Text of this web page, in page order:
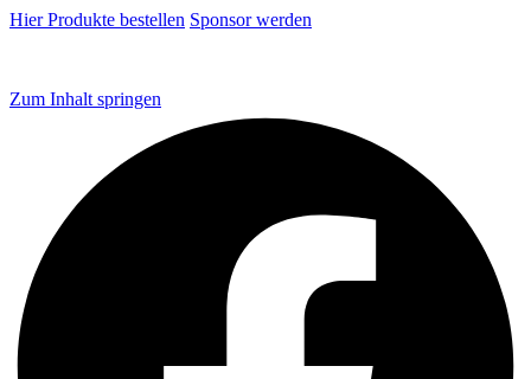
Hier Produkte bestellen Sponsor werden
Zum Inhalt springen